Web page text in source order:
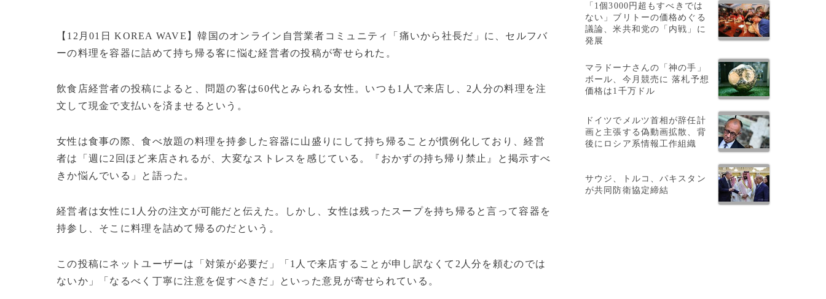
【12月01日 KOREA WAVE】韓国のオンライン自営業者コミュニティ「痛いから社長だ」に、セルフバ
ーの料理を容器に詰めて持ち帰る客に悩む経営者の投稿が寄せられた。
飲食店経営者の投稿によると、問題の客は60代とみられる女性。いつも1人で来店し、2人分の料理を注
文して現金で支払いを済ませるという。
女性は食事の際、食べ放題の料理を持参した容器に山盛りにして持ち帰ることが慣例化しており、経営
者は「週に2回ほど来店されるが、大変なストレスを感じている。『おかずの持ち帰り禁止』と掲示すべ
きか悩んでいる」と語った。
経営者は女性に1人分の注文が可能だと伝えた。しかし、女性は残ったスープを持ち帰ると言って容器を
持参し、そこに料理を詰めて帰るのだという。
この投稿にネットユーザーは「対策が必要だ」「1人で来店することが申し訳なくて2人分を頼むのでは
ないか」「なるべく丁寧に注意を促すべきだ」といった意見が寄せられている。
「1個3000円超もすべきでは
ない」ブリトーの価格めぐる
議論、米共和党の「内戦」に
発展
マラドーナさんの「神の手」
ボール、今月競売に 落札予想
価格は1千万ドル
ドイツでメルツ首相が辞任計
画と主張する偽動画拡散、背
後にロシア系情報工作組織
サウジ、トルコ、パキスタン
が共同防衛協定締結